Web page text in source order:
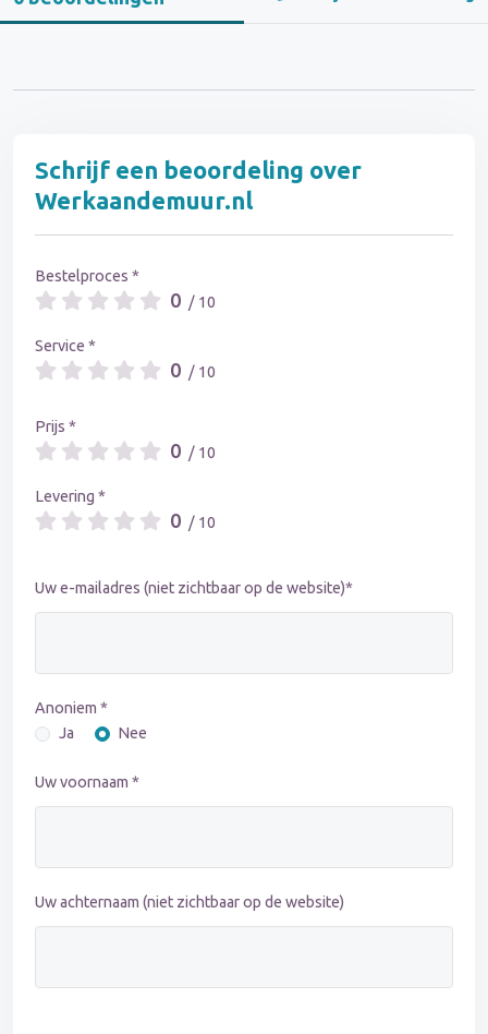
Schrijf een beoordeling over
Werkaandemuur.nl
Bestelproces *
0 / 10
Service *
0 / 10
Prijs *
0 / 10
Levering *
0 / 10
Uw e-mailadres (niet zichtbaar op de website)*
Anoniem *
Ja
Nee
Uw voornaam *
Uw achternaam (niet zichtbaar op de website)